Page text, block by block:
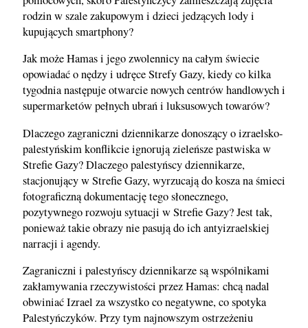
rodzin w szale zakupowym i dzieci jedzących lody i
kupujących smartphony?
Jak może Hamas i jego zwolennicy na całym świecie
opowiadać o nędzy i udręce Strefy Gazy, kiedy co kilka
tygodnia następuje otwarcie nowych centrów handlowych i
supermarketów pełnych ubrań i luksusowych towarów?
Dlaczego zagraniczni dziennikarze donoszący o izraelsko-
palestyńskim konflikcie ignorują zieleńsze pastwiska w
Strefie Gazy? Dlaczego palestyńscy dziennikarze,
stacjonujący w Strefie Gazy, wyrzucają do kosza na śmieci
fotograficzną dokumentację tego słonecznego,
pozytywnego rozwoju sytuacji w Strefie Gazy? Jest tak,
ponieważ takie obrazy nie pasują do ich antyizraelskiej
narracji i agendy.
Zagraniczni i palestyńscy dziennikarze są wspólnikami
zakłamywania rzeczywistości przez Hamas: chcą nadal
obwiniać Izrael za wszystko co negatywne, co spotyka
Palestyńczyków. Przy tym najnowszym ostrzeżeniu